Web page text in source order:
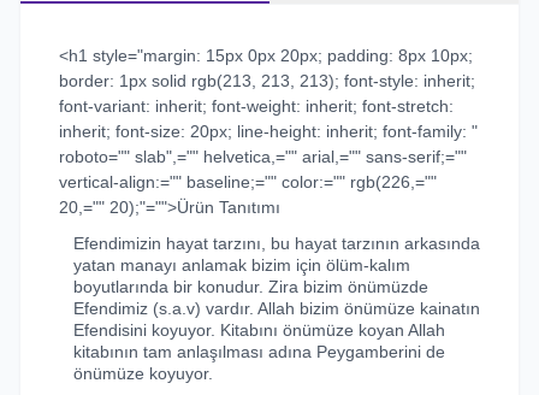
<h1 style="margin: 15px 0px 20px; padding: 8px 10px;
border: 1px solid rgb(213, 213, 213); font-style: inherit;
font-variant: inherit; font-weight: inherit; font-stretch:
inherit; font-size: 20px; line-height: inherit; font-family: "
roboto="" slab",="" helvetica,="" arial,="" sans-serif;=""
vertical-align:="" baseline;="" color:="" rgb(226,=""
20,="" 20);"="">Ürün Tanıtımı
Efendimizin hayat tarzını, bu hayat tarzının arkasında
yatan manayı anlamak bizim için ölüm-kalım
boyutlarında bir konudur. Zira bizim önümüzde
Efendimiz (s.a.v) vardır. Allah bizim önümüze kainatın
Efendisini koyuyor. Kitabını önümüze koyan Allah
kitabının tam anlaşılması adına Peygamberini de
önümüze koyuyor.